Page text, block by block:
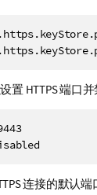
置 HTTPS 端口并
连接的默认端